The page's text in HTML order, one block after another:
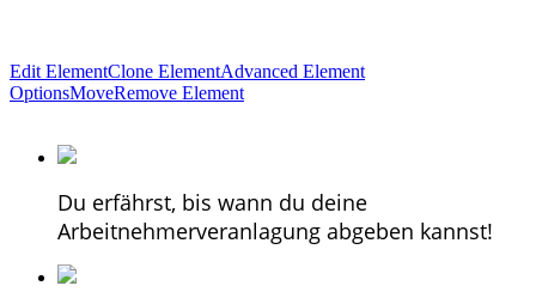
Edit ElementClone ElementAdvanced Element
OptionsMoveRemove Element
Du erfährst, bis wann du deine
Arbeitnehmerveranlagung abgeben kannst!